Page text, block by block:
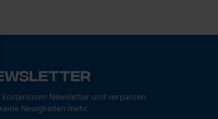
Newsletter und verpassen
keine Neuigkeiten mehr.